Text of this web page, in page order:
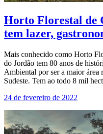
Horto Florestal de
tem lazer,
Mais conhecido como Horto
do Jordão tem 80 anos de
Ambiental por ser a maior área
Sudeste. Tem ao todo 8 mil
24 de fevereiro de 2022